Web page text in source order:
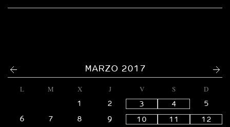
MARZO 2017
L M X J V S
D
1
2 3 4
5
6
7 8 9 10 11
12